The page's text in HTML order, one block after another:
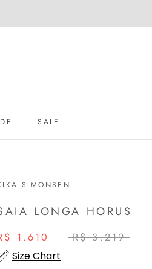
SALE
SIMONSEN
LONGA HORUS
1.610
R$ 3.219
Size Chart